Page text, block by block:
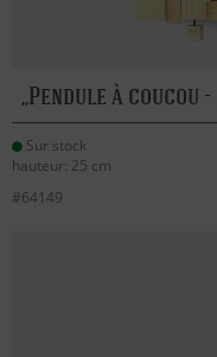
Pendule à coucou
Sur stock
hauteur: 25 cm
#64149